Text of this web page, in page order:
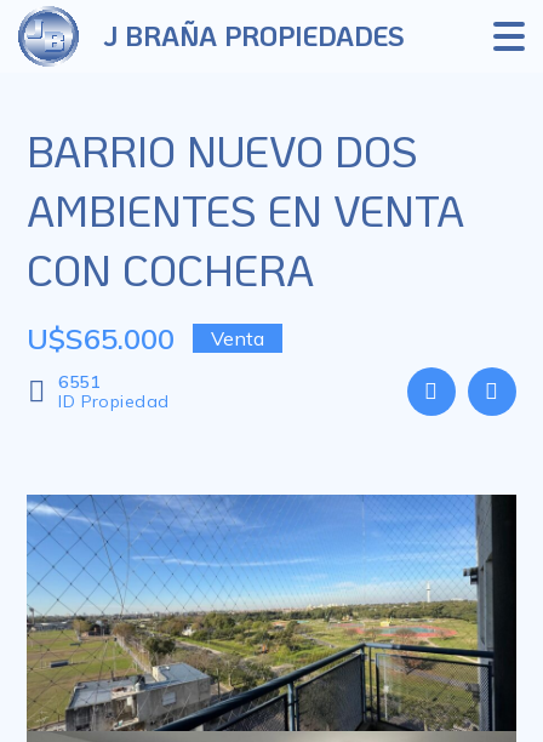
J BRAÑA PROPIEDADES
BARRIO NUEVO DOS
AMBIENTES EN VENTA
CON COCHERA
U$S65.000 Venta
6551
ID Propiedad